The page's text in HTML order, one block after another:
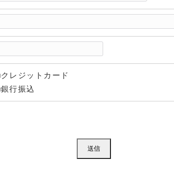
クレジットカード
銀行振込